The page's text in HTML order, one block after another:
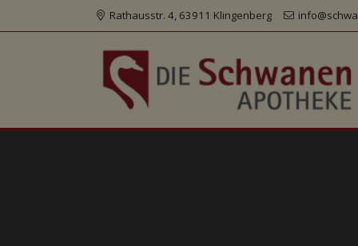
Rathausstr. 4, 63911 Klingenberg